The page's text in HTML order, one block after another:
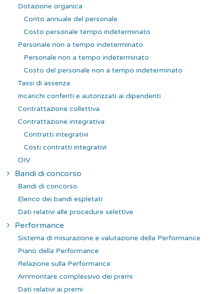
Dotazione organica
Conto annuale del personale
Costo personale tempo indeterminato
Personale non a tempo indeterminato
Personale non a tempo indeterminato
Costo del personale non a tempo indeterminato
Tassi di assenza
Incarichi conferiti e autorizzati ai dipendenti
Contrattazione collettiva
Contrattazione integrativa
Contratti integrativi
Costi contratti integrativi
OIV
Bandi di concorso
Bandi di concorso
Elenco dei bandi espletati
Dati relativi alle procedure selettive
Performance
Sistema di misurazione e valutazione della Performance
Piano della Performance
Relazione sulla Performance
Ammontare complessivo dei premi
Dati relativi ai premi